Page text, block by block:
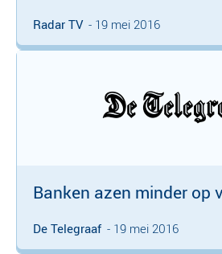
Radar TV - 19 mei 2016
Banken azen minder op
De Telegraaf - 19 mei 2016